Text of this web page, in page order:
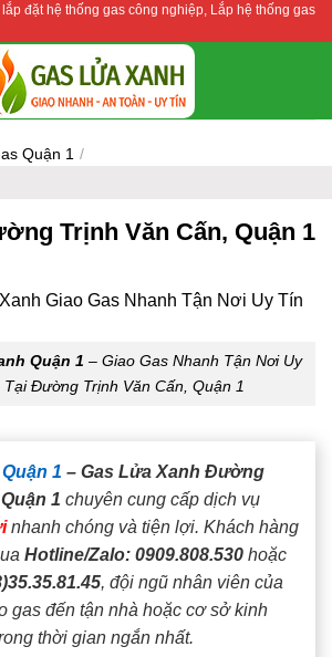
đặt hệ thống gas công nghiệp, Lắp hệ thống gas
Quận 1 /
Trịnh Văn Cấn, Quận 1
Quận 1 – Giao Gas Nhanh Tận Nơi Uy
Tại Đường Trịnh Văn Cấn, Quận 1
1 – Gas Lửa Xanh Đường
1 chuyên cung cấp dịch vụ
nhanh chóng và tiện lợi. Khách hàng
Hotline/Zalo: 0909.808.530 hoặc
, đội ngũ nhân viên của
gas đến tận nhà hoặc cơ sở kinh
thời gian ngắn nhất.